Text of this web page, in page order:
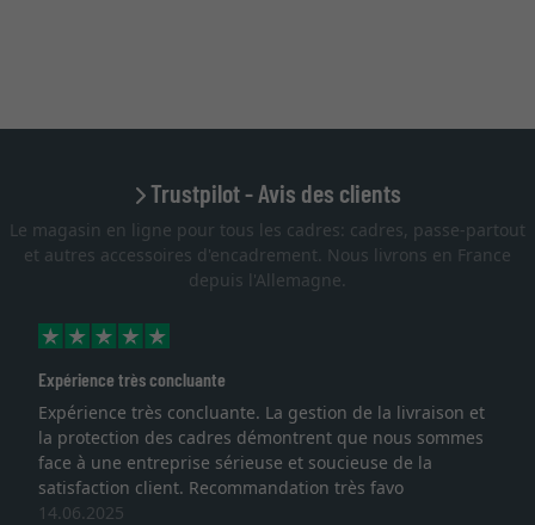
Trustpilot - Avis des clients
Le magasin en ligne pour tous les cadres: cadres, passe-partout
et autres accessoires d'encadrement. Nous livrons en France
depuis l'Allemagne.
Expérience très concluante
Expérience très concluante. La gestion de la livraison et
la protection des cadres démontrent que nous sommes
face à une entreprise sérieuse et soucieuse de la
satisfaction client. Recommandation très favo
14.06.2025